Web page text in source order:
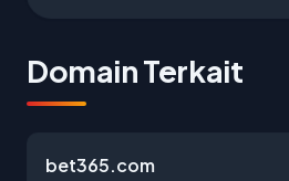
Domain Terkait
bet365.com